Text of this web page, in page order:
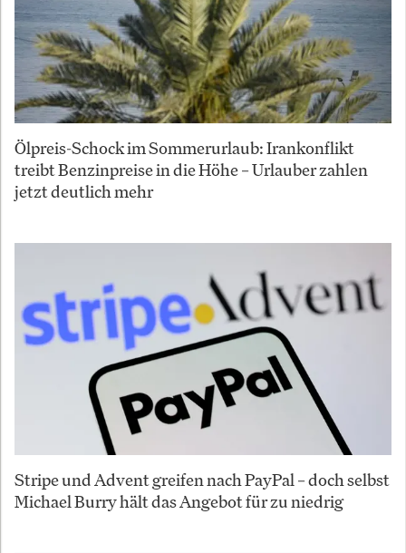
Ölpreis-Schock im Sommerurlaub: Irankonflikt
treibt Benzinpreise in die Höhe – Urlauber zahlen
jetzt deutlich mehr
Stripe und Advent greifen nach PayPal – doch selbst
Michael Burry hält das Angebot für zu niedrig